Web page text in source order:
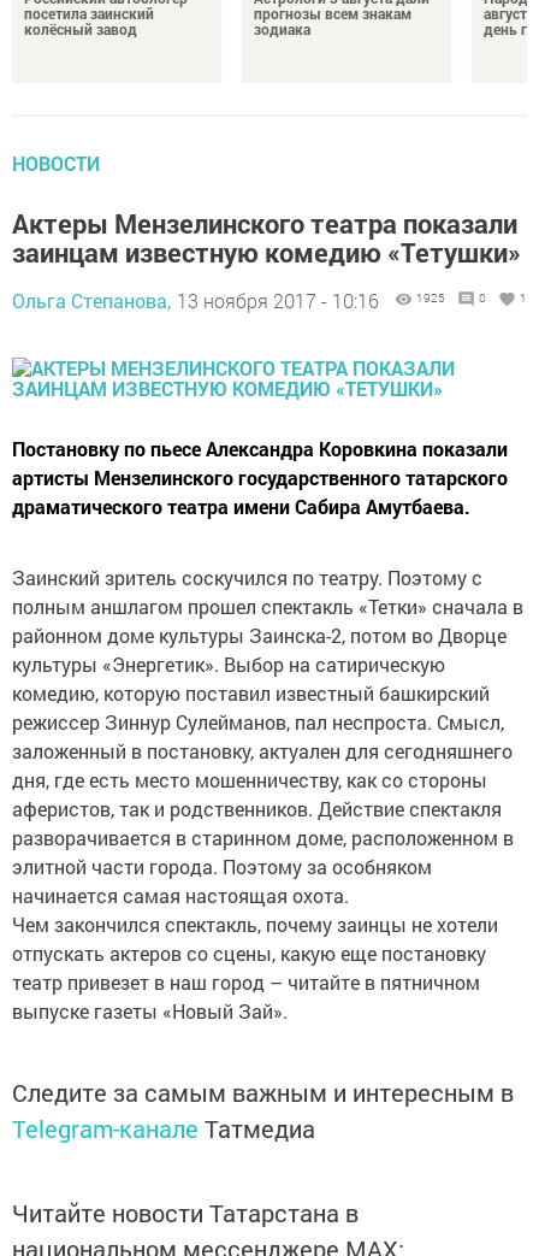
посетила заинский
колёсный завод
прогнозы всем знакам
зодиака
день
НОВОСТИ
Актеры Мензелинского театра показали
заинцам известную комедию «Тетушки»
Ольга Степанова, 13 ноября 2017 - 10:16 1925 0 1
Постановку по пьесе Александра Коровкина показали
артисты Мензелинского государственного татарского
драматического театра имени Сабира Амутбаева.
Заинский зритель соскучился по театру. Поэтому с
полным аншлагом прошел спектакль «Тетки» сначала в
районном доме культуры Заинска-2, потом во Дворце
культуры «Энергетик». Выбор на сатирическую
комедию, которую поставил известный башкирский
режиссер Зиннур Сулейманов, пал неспроста. Смысл,
заложенный в постановку, актуален для сегодняшнего
дня, где есть место мошенничеству, как со стороны
аферистов, так и родственников. Действие спектакля
разворачивается в старинном доме, расположенном в
элитной части города. Поэтому за особняком
начинается самая настоящая охота.
Чем закончился спектакль, почему заинцы не хотели
отпускать актеров со сцены, какую еще постановку
театр привезет в наш город – читайте в пятничном
выпуске газеты «Новый Зай».
Следите за самым важным и интересным в
Telegram-канале Татмедиа
Читайте новости Татарстана в
национальном мессенджере MАХ: